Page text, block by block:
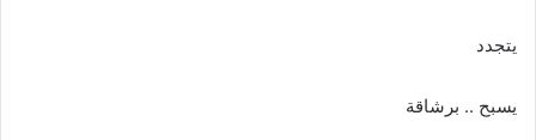
يتجدد
يسبح .. برشاقة